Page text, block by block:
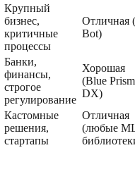
Крупный
бизнес,
критичные
процессы
Отличная
Bot)
Банки,
финансы,
строгое
регулирование
Хорошая
(Blue Prism
DX)
Кастомные
решения,
стартапы
Отличная
(любые